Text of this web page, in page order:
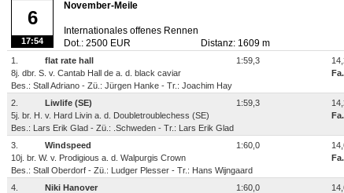
6
17:54
November-Meile
Internationales offenes Rennen
Dot.: 2500 EUR
Distanz: 1609 m
1. flat rate hall 1:59,3
8j. dbr. S. v. Cantab Hall de a. d. black caviar
Bes.: Stall Adriano - Zü.: Jürgen Hanke - Tr.: Joachim Hay
2.
Liwlife (SE) 1:59,3
5j. br. H. v. Hard Livin a. d. Doubletroublechess (SE)
Bes.: Lars Erik Glad - Zü.: .Schweden - Tr.: Lars Erik Glad
3.
Windspeed 1:60,0
10j. br. W. v. Prodigious a. d. Walpurgis Crown
Bes.: Stall Oberdorf - Zü.: Ludger Plesser - Tr.: Hans Wijngaard
4.
Niki Hanover 1:60,0